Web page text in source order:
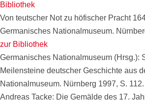
Bibliothek
Von teutscher Not zu höfischer Pracht
Germanisches Nationalmuseum.
zur Bibliothek
Germanisches Nationalmuseum (Hrsg.):
Meilensteine deutscher Geschichte aus
Nationalmuseum. Nürnberg 1997, S. 112.
Andreas Tacke: Die Gemälde des 17.